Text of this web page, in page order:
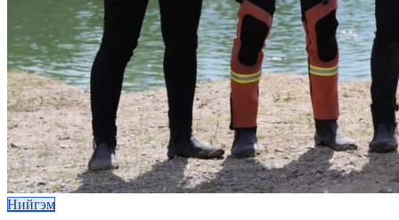
Нийгэм